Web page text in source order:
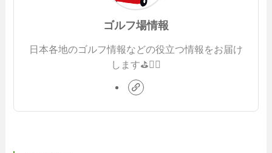
ゴルフ場情報
日本各地のゴルフ情報などの役立つ情報をお届け
します⛳️🏌️‍♂️